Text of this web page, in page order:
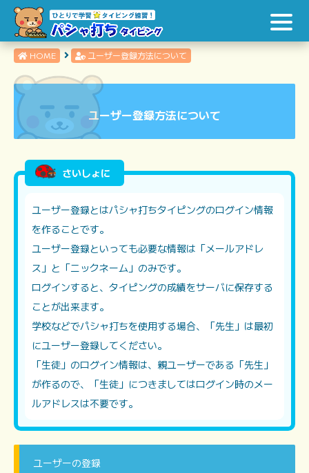
HOME ユーザー登録方法について
ユーザー登録方法について
さいしょに
ユーザー登録とはパシャ打ちタイピングのログイン情報
を作ることです。
ユーザー登録といっても必要な情報は「メールアドレ
ス」と「ニックネーム」のみです。
ログインすると、タイピングの成績をサーバに保存する
ことが出来ます。
学校などでパシャ打ちを使用する場合、「先生」は最初
にユーザー登録してください。
「生徒」のログイン情報は、親ユーザーである「先生」
が作るので、「生徒」につきましてはログイン時のメー
ルアドレスは不要です。
ユーザーの登録